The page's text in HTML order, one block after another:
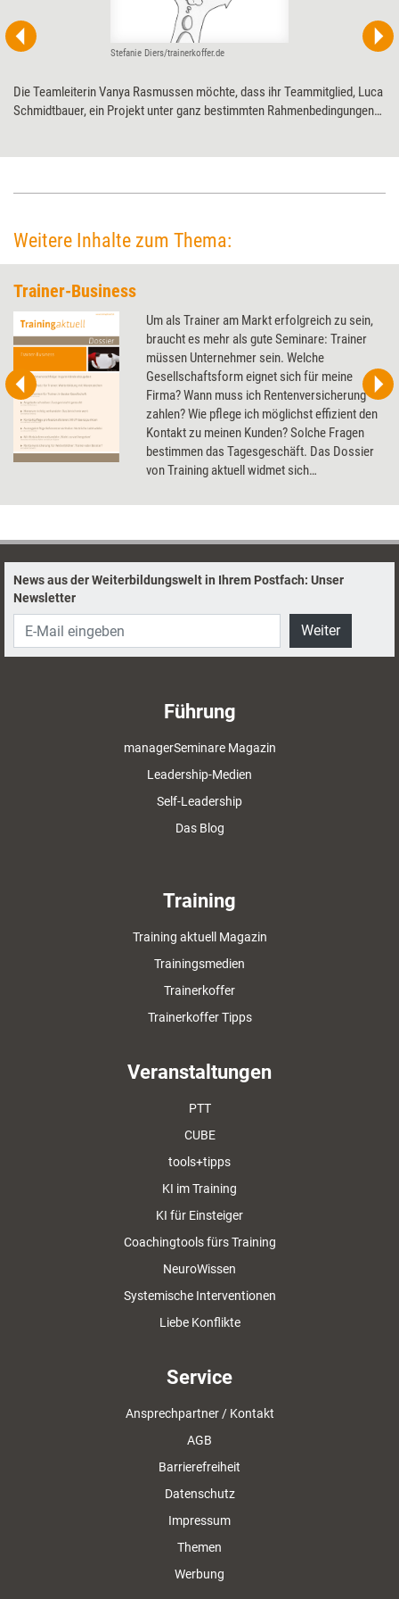
Stefanie Diers/trainerkoffer.de
Die Teamleiterin Vanya Rasmussen möchte, dass ihr Teammitglied, Luca
Schmidtbauer, ein Projekt unter ganz bestimmten Rahmenbedingungen
Weitere Inhalte zum Thema:
Trainer-Business
Um als Trainer am Markt erfolgreich zu sein,
braucht es mehr als gute Seminare: Trainer
müssen Unternehmer sein. Welche
Gesellschaftsform eignet sich für meine
Firma? Wann muss ich Rentenversicherung
zahlen? Wie pflege ich möglichst effizient den
Kontakt zu meinen Kunden? Solche Fragen
bestimmen das Tagesgeschäft. Das Dossier
von Training aktuell widmet sich
Business, u.a. Honorarverhandlungen,
News aus der Weiterbildungswelt in Ihrem Postfach: Unser
Newsletter
Weiter
Führung
managerSeminare Magazin
Leadership-Medien
Self-Leadership
Das Blog
Training
Training aktuell Magazin
Trainingsmedien
Trainerkoffer
Trainerkoffer Tipps
Veranstaltungen
PTT
CUBE
tools+tipps
KI im Training
KI für Einsteiger
Coachingtools fürs Training
NeuroWissen
Systemische Interventionen
Liebe Konflikte
Service
Ansprechpartner / Kontakt
AGB
Barrierefreiheit
Datenschutz
Impressum
Themen
Werbung